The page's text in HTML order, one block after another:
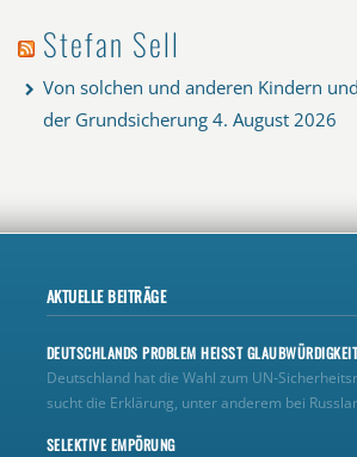
Stefan Sell
Von solchen und anderen Kindern
der Grundsicherung 4. August 2026
AKTUELLE BEITRÄGE
DEUTSCHLANDS PROBLEM HEISST GLAUBWÜRDIGKEIT
Deutschland hat die Wahl zum
sucht die Erklärung, unter anderem bei
SELEKTIVE EMPÖRUNG